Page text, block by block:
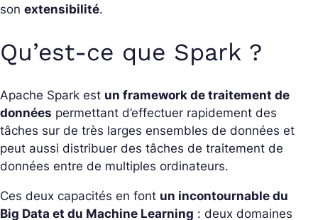
son extensibilité.
Qu’est-ce que Spark ?
Apache Spark est un framework de traitement de
données permettant d’effectuer rapidement des
tâches sur de très larges ensembles de données et
peut aussi distribuer des tâches de traitement de
données entre de multiples ordinateurs.
Ces deux capacités en font un incontournable du
Big Data et du Machine Learning : deux domaines